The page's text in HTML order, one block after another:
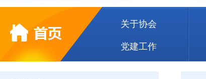
关于协会
党建工作